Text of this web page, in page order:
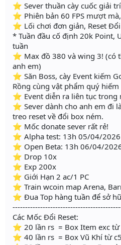
⭐ Sever thuần cày cuốc giải
⭐ Phiên bản 60 FPS mượt
⭐ Lối chơi đơn giản, Reset
* Tuần đầu cố định 20k Point,
tuần
⭐ Max đồ 380 và wing 3! (có
anh em)
⭐ Săn Boss, cày Event kiếm
Rồng cùng vật phẩm quý hiếm
⭐ Event diễn ra liên tục trong
⭐ Sever dành cho anh em đi
treo reset về đổi box ném.
⭐ Mốc donate sever rất rẻ!
⭐ Alpha test: 13h 05/04/2026
⭐ Open Beta: 13h 06/04/
⭐ Drop 10x
⭐ Exp 200x
⭐ Giới Hạn 2 ac/1 PC
⭐ Train wcoin map Arena,
⭐ Đua Top hàng tuần để sở
Các Mốc Đổi Reset:
⭐ 20 lần rs = Box Item exc từ
⭐ 40 lần rs = Box Vũ Khí từ